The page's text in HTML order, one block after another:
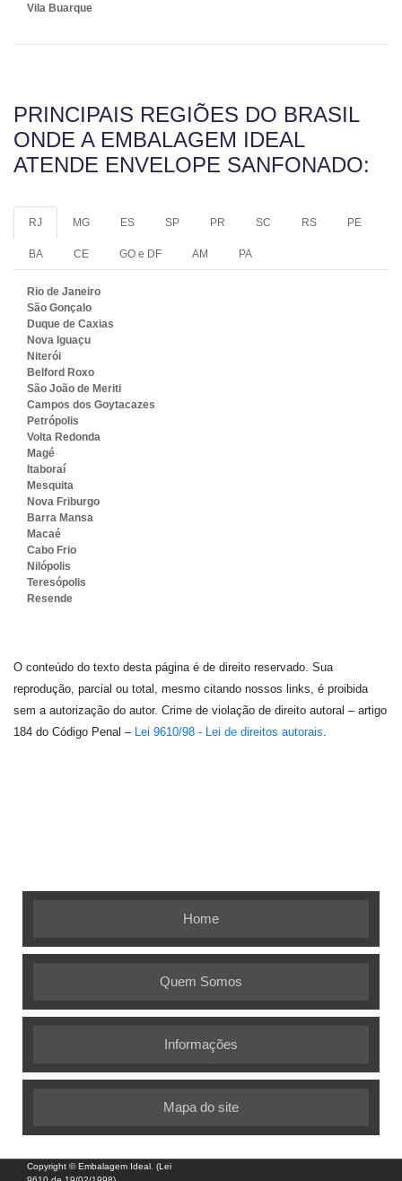
Vila Buarque
PRINCIPAIS REGIÕES DO BRASIL
ONDE A EMBALAGEM IDEAL
ATENDE ENVELOPE SANFONADO:
RJ MG ES SP PR SC RS PE
BA CE GO e DF AM PA
Rio de Janeiro
São Gonçalo
Duque de Caxias
Nova Iguaçu
Niterói
Belford Roxo
São João de Meriti
Campos dos Goytacazes
Petrópolis
Volta Redonda
Magé
Itaboraí
Mesquita
Nova Friburgo
Barra Mansa
Macaé
Cabo Frio
Nilópolis
Teresópolis
Resende
O conteúdo do texto desta página é de direito reservado. Sua
reprodução, parcial ou total, mesmo citando nossos links, é proibida
sem a autorização do autor. Crime de violação de direito autoral – artigo
184 do Código Penal – Lei 9610/98 - Lei de direitos autorais.
Home
Quem Somos
Informações
Mapa do site
Copyright © Embalagem Ideal. (Lei